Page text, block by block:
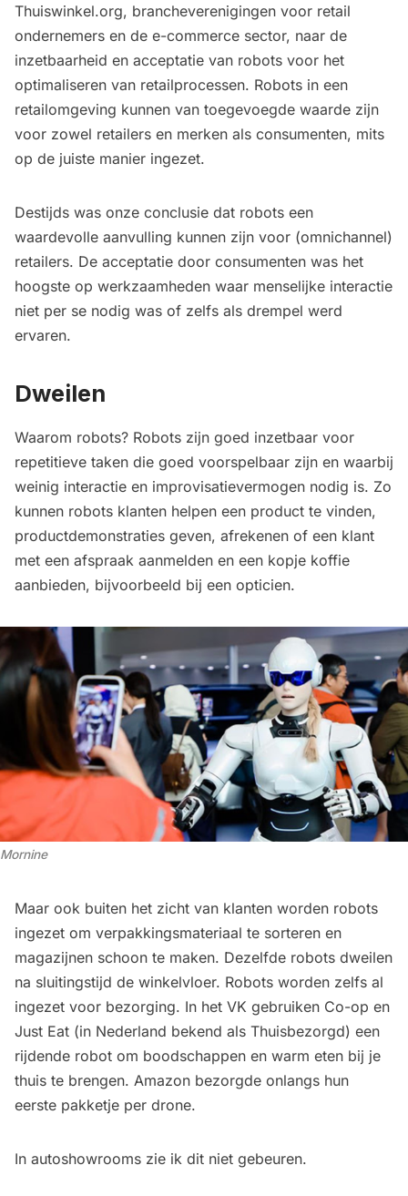
Thuiswinkel.org, brancheverenigingen voor retail
ondernemers en de e-commerce sector, naar de
inzetbaarheid en acceptatie van robots voor het
optimaliseren van retailprocessen. Robots in een
retailomgeving kunnen van toegevoegde waarde zijn
voor zowel retailers en merken als consumenten, mits
op de juiste manier ingezet.
Destijds was onze conclusie dat robots een
waardevolle aanvulling kunnen zijn voor (omnichannel)
retailers. De acceptatie door consumenten was het
hoogste op werkzaamheden waar menselijke interactie
niet per se nodig was of zelfs als drempel werd
ervaren.
Dweilen
Waarom robots? Robots zijn goed inzetbaar voor
repetitieve taken die goed voorspelbaar zijn en waarbij
weinig interactie en improvisatievermogen nodig is. Zo
kunnen robots klanten helpen een product te vinden,
productdemonstraties geven, afrekenen of een klant
met een afspraak aanmelden en een kopje koffie
aanbieden, bijvoorbeeld bij een opticien.
Mornine
Maar ook buiten het zicht van klanten worden robots
ingezet om verpakkingsmateriaal te sorteren en
magazijnen schoon te maken. Dezelfde robots dweilen
na sluitingstijd de winkelvloer. Robots worden zelfs al
ingezet voor bezorging. In het VK gebruiken Co-op en
Just Eat (in Nederland bekend als Thuisbezorgd) een
rijdende robot om boodschappen en warm eten bij je
thuis te brengen. Amazon bezorgde onlangs hun
eerste pakketje per drone.
In autoshowrooms zie ik dit niet gebeuren.